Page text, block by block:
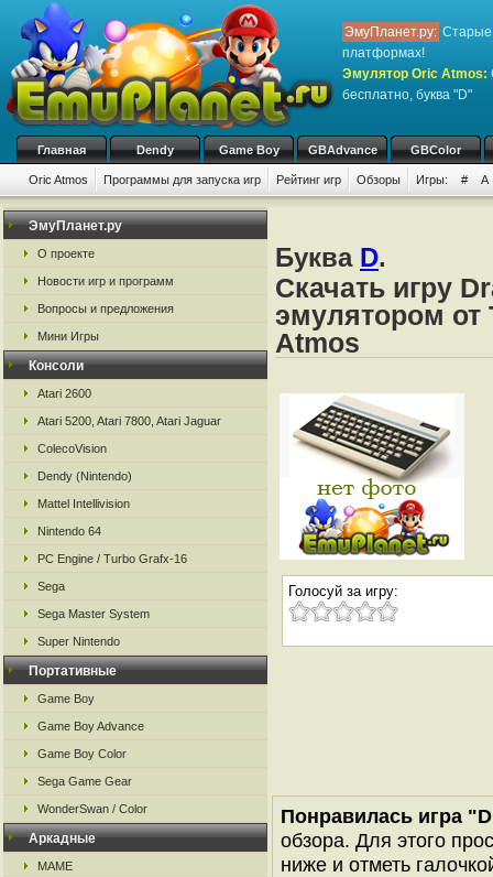
ЭмуПланет.ру: Старые
платформах!
Эмулятор Oric Atmos:
бесплатно, буква "D"
Главная Dendy Game Boy GBAdvance GBColor
Oric Atmos Программы для запуска игр Рейтинг игр Обзоры Игры: # A
ЭмуПланет.ру
О проекте
Новости игр и программ
Вопросы и предложения
Мини Игры
Консоли
Atari 2600
Atari 5200, Atari 7800, Atari Jaguar
ColecoVision
Dendy (Nintendo)
Mattel Intellivision
Nintendo 64
PC Engine / Turbo Grafx-16
Sega
Sega Master System
Super Nintendo
Портативные
Game Boy
Game Boy Advance
Game Boy Color
Sega Game Gear
WonderSwan / Color
Аркадные
MAME
Буква D.
Скачать игру
эмулятором от
Atmos
Голосуй за игру:
Понравилась игра
обзора. Для этого
ниже и отметь